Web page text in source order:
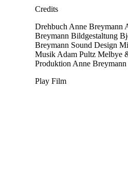
Credits
Drehbuch Anne Breymann
Breymann Bildgestaltung
Breymann Sound Design
Musik Adam Pultz Melbye
Produktion Anne Breymann
Play Film